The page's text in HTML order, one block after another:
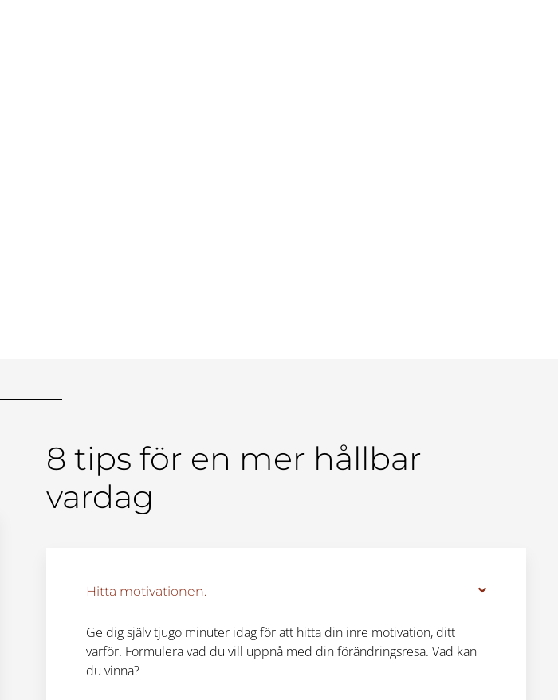
8 tips för en mer hållbar
vardag
Hitta motivationen.
Ge dig själv tjugo minuter idag för att hitta din inre motivation, ditt
varför. Formulera vad du vill uppnå med din förändringsresa. Vad kan
du vinna?